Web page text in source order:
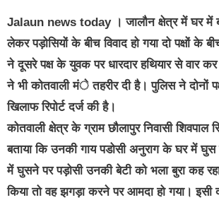
Jalaun news today । जालौन क्षेत्र में घर
लेकर पड़ोसियों के बीच विवाद हो गया दो पक्षों के
ने दूसरे पक्ष के युवक पर धारदार हथियार से वार कर
ने भी कोतवाली मंे तहरीर दी है। पुलिस ने दोनों
खिलाफ रिपोर्ट दर्ज की है।
कोतवाली क्षेत्र के ग्राम छौलापुर निवासी शिवपाल
बताया कि उनकी गाय पडोसी अनुराग के घर में
में घुसने पर पड़ोसी उनकी बेटी को भला बुरा कह
किया तो वह झगड़ा करने पर आमदा हो गया। इसी